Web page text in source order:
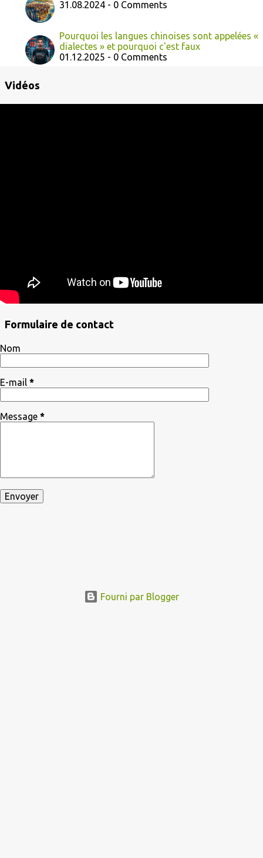
31.08.2024 - 0 Comments
Pourquoi les langues chinoises sont appelées «
dialectes » et pourquoi c'est faux
01.12.2025 - 0 Comments
Vidéos
Formulaire de contact
Nom
E-mail *
Message *
Fourni par Blogger